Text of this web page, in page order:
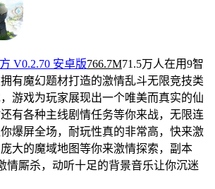
V0.2.70 安卓版766.7M71.5万人在用9智
有魔幻题材打造的激情乱斗无限竞技类
游戏为玩家展现出一个唯美而真实的仙
有各种主线剧情任务等你来战，无限连
爆屏全场，耐玩性真的非常高，快来激
大的魔域地图等你来激情探索，副本
情厮杀，动听十足的背景音乐让你沉迷